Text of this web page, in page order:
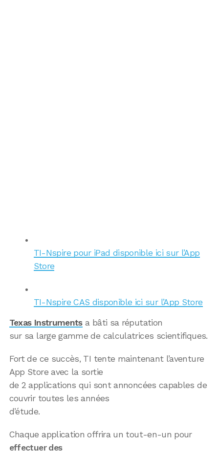
TI-Nspire pour iPad disponible ici sur l’App
Store
TI-Nspire CAS disponible ici sur l’App Store
Texas Instrumentsa bâti sa réputation
sur sa large gamme de calculatrices scientifiques.
Fort de ce succès, TI tente maintenant l’aventure
App Store avec la sortie
de 2 applications qui sont annoncées capables de
couvrir toutes les années
d’étude.
Chaque application offrira un tout-en-un pour
effectuer des